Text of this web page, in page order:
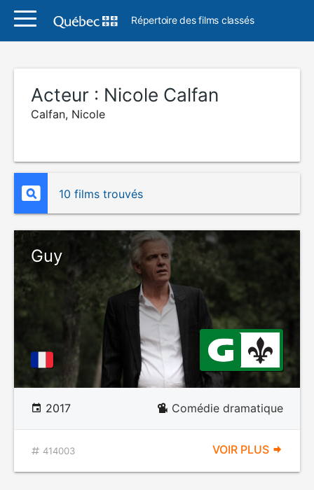
Répertoire des films classés
Acteur : Nicole Calfan
Calfan, Nicole
10 films trouvés
Guy
2017 Comédie dramatique
414003 VOIR PLUS